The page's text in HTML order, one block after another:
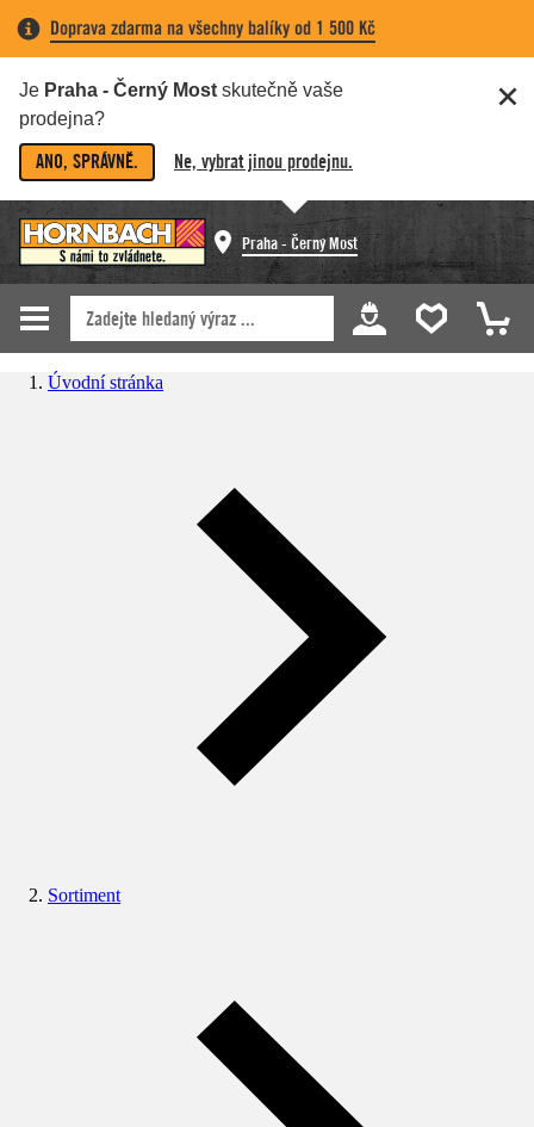
Doprava zdarma na všechny balíky od 1 500 Kč
Je Praha - Černý Most skutečně vaše
prodejna?
ANO, SPRÁVNĚ. Ne, vybrat jinou prodejnu.
Praha - Černý Most
Úvodní stránka
Sortiment